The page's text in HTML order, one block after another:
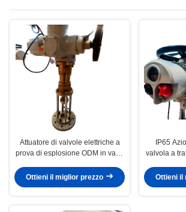
retta
Attuatore di valvole elettriche a
prova di esplosione ODM in varie
Ottieni il miglior prezzo
IP65
valvola a
Ottieni il